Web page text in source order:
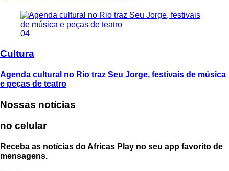
04
Cultura
Agenda cultural no Rio traz Seu Jorge, festivais de música
e peças de teatro
Nossas notícias
no celular
Receba as notícias do Africas Play no seu app favorito de
mensagens.